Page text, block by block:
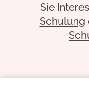
Sie
Schulung